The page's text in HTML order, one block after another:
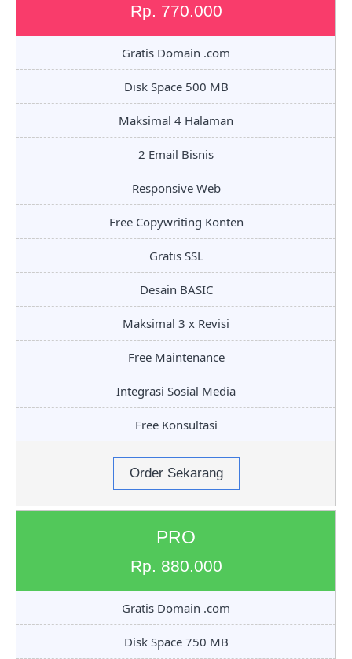
Rp. 770.000
Gratis Domain .com
Disk Space 500 MB
Maksimal 4 Halaman
2 Email Bisnis
Responsive Web
Free Copywriting Konten
Gratis SSL
Desain BASIC
Maksimal 3 x Revisi
Free Maintenance
Integrasi Sosial Media
Free Konsultasi
Order Sekarang
PRO
Rp. 880.000
Gratis Domain .com
Disk Space 750 MB